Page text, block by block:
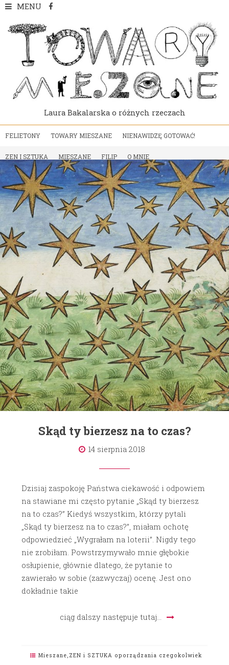
Skip
content
MENU
Laura Bakalarska o różnych rzeczach
FELIETONY TOWARY MIESZANE NIENAWIDZĘ GOTOWAĆ!
ZEN I SZTUKA MIESZANE FILIP O MNIE
Skąd ty bierzesz na to czas?
14 sierpnia 2018
Dzisiaj zaspokoję Państwa ciekawość i odpowiem
na stawiane mi często pytanie „Skąd ty bierzesz
na to czas?” Kiedyś wszystkim, którzy pytali
„Skąd ty bierzesz na to czas?”, miałam ochotę
odpowiedzieć „Wygrałam na loterii”. Nigdy tego
nie zrobiłam. Powstrzymywało mnie głębokie
osłupienie, głównie dlatego, że pytanie to
zawierało w sobie (zazwyczaj) ocenę. Jest ono
dokładnie takie
ciąg dalszy następuje tutaj…
Mieszane ZEN i SZTUKA oporządzania czegokolwiek